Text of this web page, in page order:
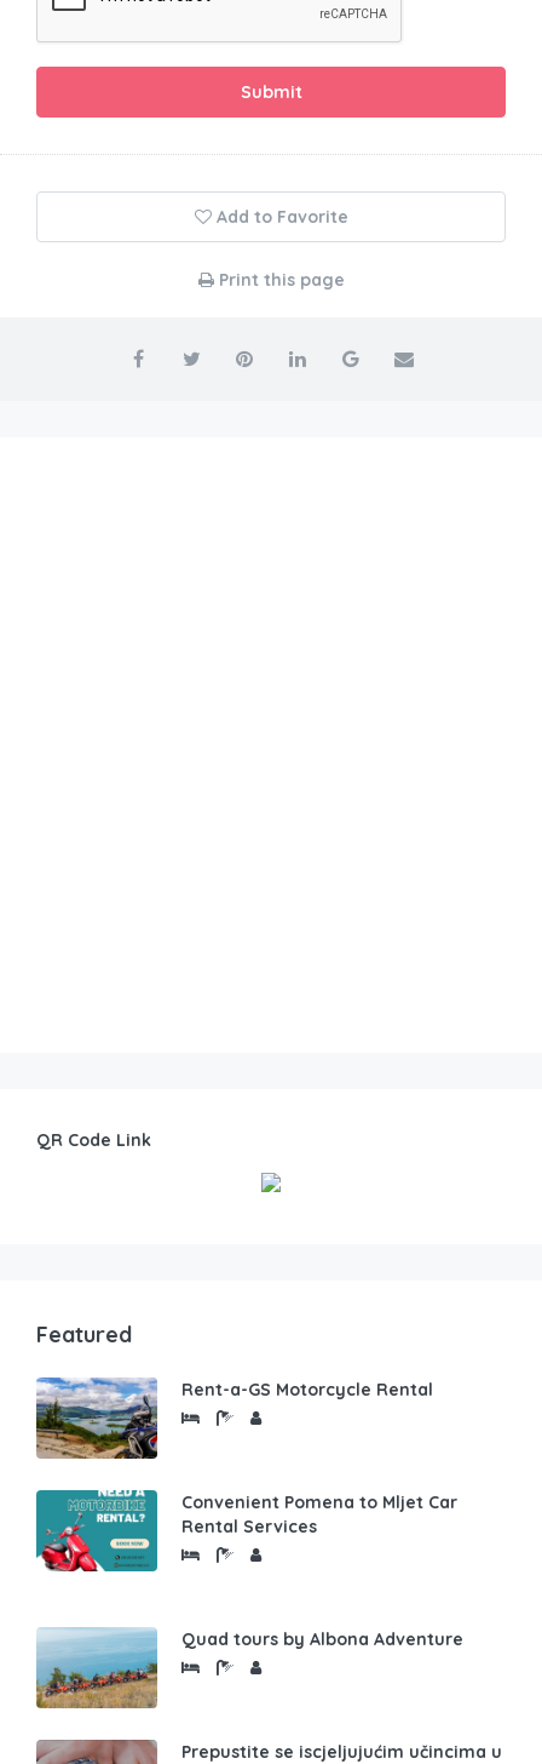
Submit
Add to Favorite
Print this page
QR Code Link
Featured
Rent-a-GS Motorcycle Rental
Convenient Pomena to Mljet Car
Rental Services
Quad tours by Albona Adventure
Prepustite se iscjeljujućim učincima u